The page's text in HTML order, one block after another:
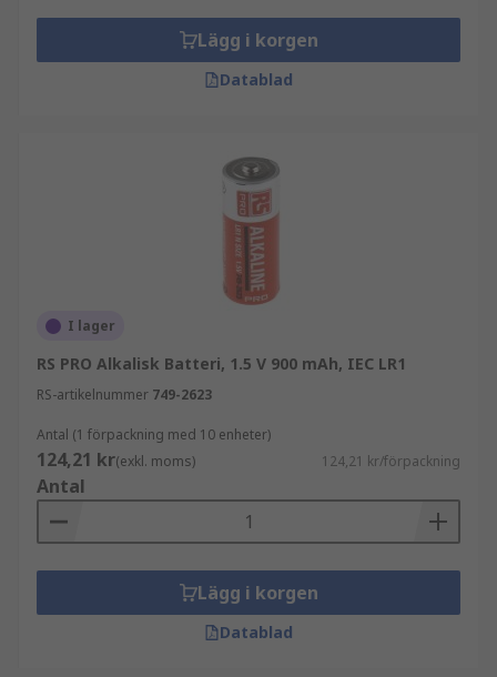
Lägg i korgen
Datablad
I lager
RS PRO Alkalisk Batteri, 1.5 V 900 mAh, IEC LR1
RS-artikelnummer 749-2623
Antal (1 förpackning med 10 enheter)
124,21 kr(exkl. moms) 124,21 kr/förpackning
Antal
Lägg i korgen
Datablad